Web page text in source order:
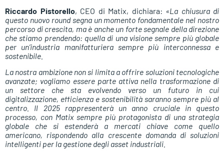
Riccardo Pistorello, CEO di Matix, dichiara: «La chiusura di
questo nuovo round segna un momento fondamentale nel nostro
percorso di crescita, ma è anche un forte segnale della direzione
che stiamo prendendo: quella di una visione sempre più globale
per un’industria manifatturiera sempre più interconnessa e
sostenibile.
La nostra ambizione non si limita a offrire soluzioni tecnologiche
avanzate; vogliamo essere parte attiva nella trasformazione di
un settore che sta evolvendo verso un futuro in cui
digitalizzazione, efficienza e sostenibilità saranno sempre più al
centro. Il 2025 rappresenterà un anno cruciale in questo
processo, con Matix sempre più protagonista di una strategia
globale che si estenderà a mercati chiave come quello
americano, rispondendo alla crescente domanda di soluzioni
intelligenti per la gestione degli asset industriali.